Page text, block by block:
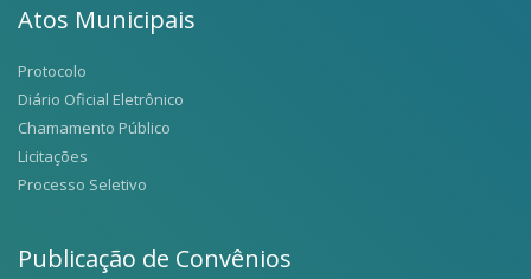
Atos Municipais
Protocolo
Diário Oficial Eletrônico
Chamamento Público
Licitações
Processo Seletivo
Publicação de Convênios